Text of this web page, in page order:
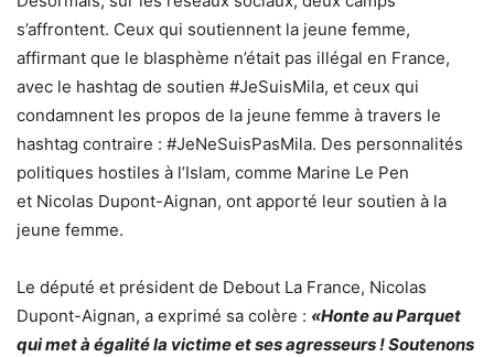
s’affrontent. Ceux qui soutiennent la jeune femme,
affirmant que le blasphème n’était pas illégal en France,
avec le hashtag de soutien #JeSuisMila, et ceux qui
condamnent les propos de la jeune femme à travers le
hashtag contraire : #JeNeSuisPasMila. Des personnalités
politiques hostiles à l’Islam, comme Marine Le Pen
et Nicolas Dupont-Aignan, ont apporté leur soutien à la
jeune femme.
Le député et président de Debout La France, Nicolas
Dupont-Aignan, a exprimé sa colère : «Honte au Parquet
qui met à égalité la victime et ses agresseurs ! Soutenons